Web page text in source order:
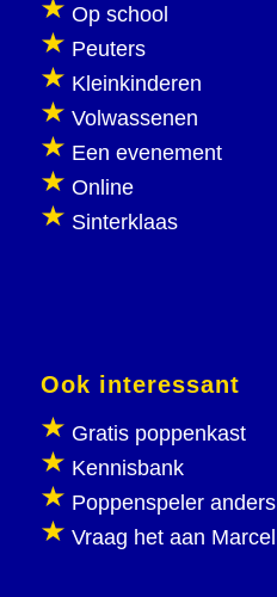
Op school
Peuters
Kleinkinderen
Volwassenen
Een evenement
Online
Sinterklaas
Ook interessant
Gratis poppenkast
Kennisbank
Poppenspeler anders
Vraag het aan Marcel